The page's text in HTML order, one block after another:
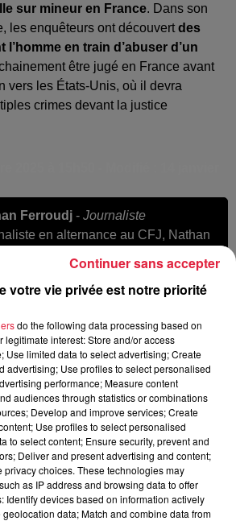
sur mineur en France. Dans son
les enquêteurs ont découvertdes
en train d’abuser d’un
être jugé en France avant
vers les États-Unis, où il devra
crimes devant la justice
Ferroudj - Journaliste
en alternance au CFJ, Nathan
par les sujets de sociétés, mais
qu’il arpente la région pour vous
sur les dernières actualités.
2026
de l’eau brune sort des
votre vie privée est notre priorité
do the following data processing based on
legitimate interest: Store and/or access
Use limited data to select advertising; Create
advertising; Use profiles to select personalised
performance; Measure content
audiences through statistics or combinations
Develop and improve services; Create
Use profiles to select personalised
to select content; Ensure security, prevent and
Deliver and present advertising and content;
privacy choices. These technologies may
as IP address and browsing data to offer
Identify devices based on information actively
data; Match and combine data from
Continuer sans accepter